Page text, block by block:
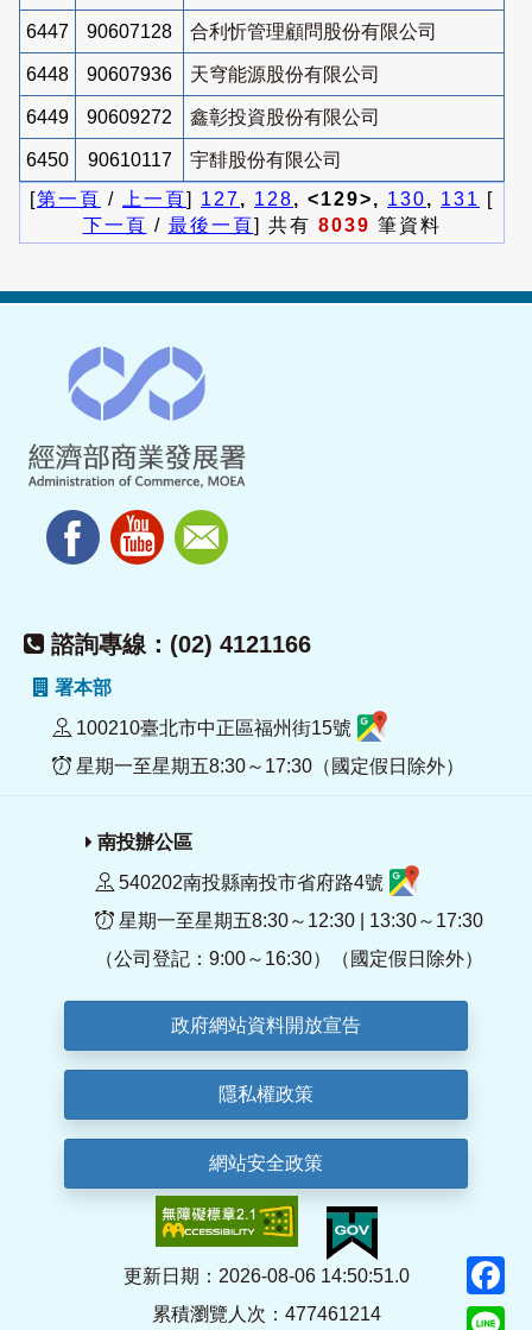
6447 90607128 合利忻管理顧問股份有限公司
6448 90607936 天穹能源股份有限公司
6449 90609272 鑫彰投資股份有限公司
6450 90610117
宇馡股份有限公司
[第一頁 / 上一頁] 127, 128, <129>, 130, 131
[
下一頁 / 最後一頁] 共有 8039 筆資料
諮詢專線：(02) 4121166
署本部
100210臺北市中正區福州街15號
星期一至星期五8:30～17:30（國定假日除外）
南投辦公區
540202南投縣南投市省府路4號
星期一至星期五8:30～12:30 | 13:30～17:30
（公司登記：9:00～16:30）（國定假日除外）
政府網站資料開放宣告
隱私權政策
網站安全政策
更新日期：2026-08-06 14:50:51.0
累積瀏覽人次：477461214